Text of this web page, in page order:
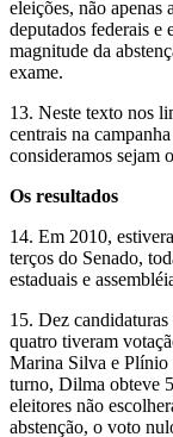
eleições, não apenas
deputados federais e
magnitude da
exame.
13. Neste texto nos
centrais na
consideramos sejam
Os resultados
14. Em 2010,
terços do Senado,
estaduais e
15. Dez
quatro tiveram
Marina Silva e Plínio
turno, Dilma obteve
eleitores não
abstenção, o voto